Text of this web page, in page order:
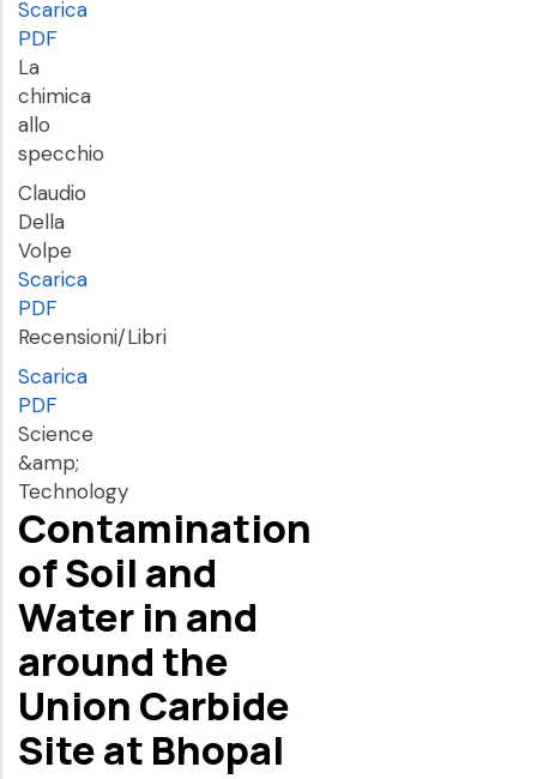
Scarica
PDF
La
chimica
allo
specchio
Claudio
Della
Volpe
Scarica
PDF
Recensioni/Libri
Scarica
PDF
Science
&amp;
Technology
Contamination
of Soil and
Water in and
around the
Union Carbide
Site at Bhopal